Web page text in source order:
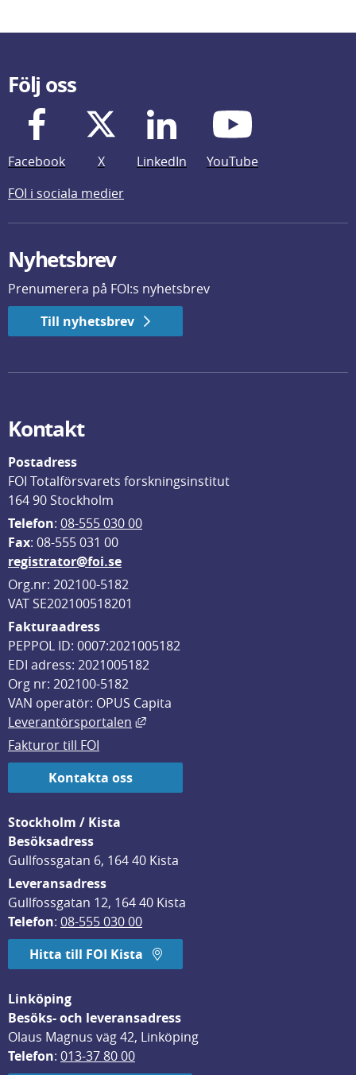
Följ oss
Facebook X LinkedIn
YouTube
FOI i sociala medier
Nyhetsbrev
Prenumerera på FOI:s nyhetsbrev
Till nyhetsbrev
Kontakt
Postadress
FOI Totalförsvarets forskningsinstitut
164 90 Stockholm
Telefon: 08-555 030 00
Fax: 08-555 031 00
registrator@foi.se
Org.nr: 202100-5182
VAT SE202100518201
Fakturaadress
PEPPOL ID: 0007:2021005182
EDI adress: 2021005182
Org nr: 202100-5182
VAN operatör: OPUS Capita
Leverantörsportalen
Länk till annan webbplats, öppnas
Fakturor till FOI
Kontakta oss
Stockholm / Kista
Besöksadress
Gullfossgatan 6, 164 40 Kista
Leveransadress
Gullfossgatan 12, 164 40 Kista
Telefon: 08-555 030 00
Hitta till FOI Kista
Linköping
Besöks- och leveransadress
Olaus Magnus väg 42, Linköping
Telefon: 013-37 80 00